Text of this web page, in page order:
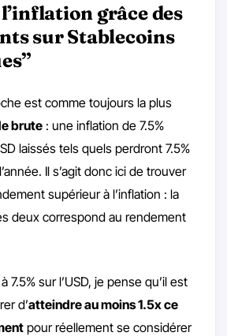
grâce des
sur Stablecoins
est comme toujours la plus
brute : une inflation de 7.5%
laissés tels quels perdront 7.5%
Il s’agit donc ici de trouver
supérieur à l’inflation : la
deux correspond au rendement
7.5% sur l’USD, je pense qu’il est
d’atteindre au moins 1.5x ce
pour réellement se considérer